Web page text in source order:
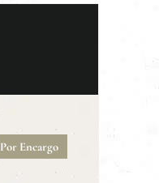
Por Encargo